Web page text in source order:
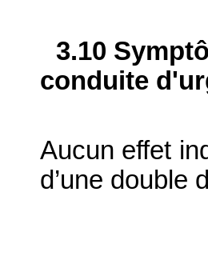
3.10
conduite
Aucun effet
d’une double